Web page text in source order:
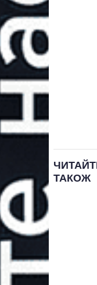
ТАКОЖ